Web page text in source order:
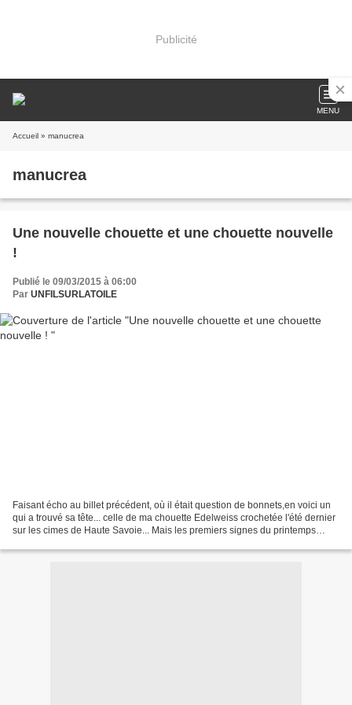
Publicité
MENU
Accueil » manucrea
manucrea
Une nouvelle chouette et une chouette nouvelle
!
Publié le 09/03/2015 à 06:00
Par UNFILSURLATOILE
Faisant écho au billet précédent, où il était question de bonnets,en voici un
qui a trouvé sa tête... celle de ma chouette Edelweiss crochetée l'été dernier
sur les cimes de Haute Savoie... Mais les premiers signes du printemps